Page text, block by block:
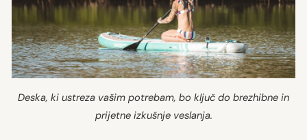
Deska, ki ustreza vašim potrebam, bo ključ do brezhibne in
prijetne izkušnje veslanja.